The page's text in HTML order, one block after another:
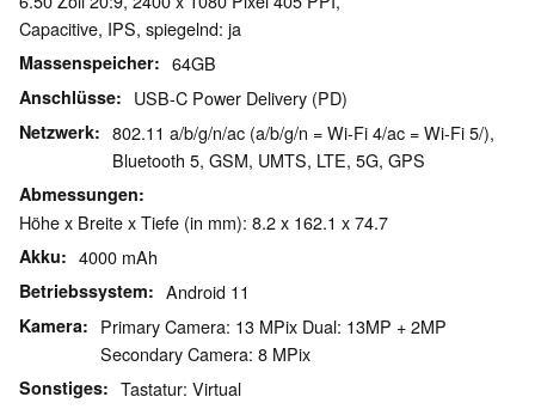
Capacitive, IPS, spiegelnd: ja
Massenspeicher 64GB
Anschlüsse USB-C Power Delivery (PD)
Netzwerk
802.11 a/b/g/n/ac (a/b/g/n = Wi-Fi 4/ac = Wi-Fi 5/),
Bluetooth 5, GSM, UMTS, LTE, 5G, GPS
Abmessungen
Höhe x Breite x Tiefe (in mm): 8.2 x 162.1 x 74.7
Akku 4000 mAh
Betriebssystem Android 11
Kamera
Primary Camera: 13 MPix Dual: 13MP + 2MP
Secondary Camera: 8 MPix
Sonstiges Tastatur: Virtual